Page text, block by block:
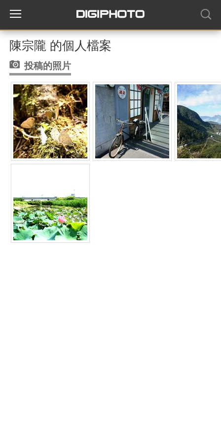
陳宗隴 的個人檔案
投稿的照片